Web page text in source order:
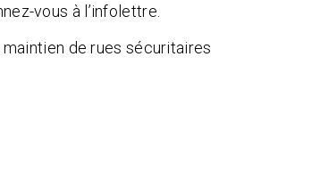
vous à l’infolettre.
de rues sécuritaires